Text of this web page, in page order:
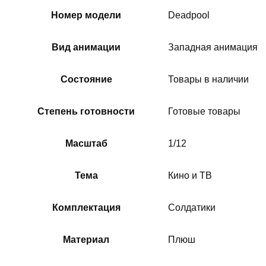
Номер модели Deadpool
Вид анимации Западная анимация
Состояние Товары в наличии
Степень готовности Готовые товары
Масштаб 1/12
Тема Кино и ТВ
Комплектация Солдатики
Материал Плюш